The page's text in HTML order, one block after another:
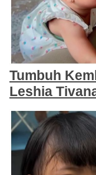
Tumbuh
Leshia